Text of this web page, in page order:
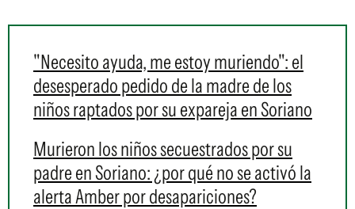
"Necesito ayuda, me estoy muriendo": el
desesperado pedido de la madre de los
niños raptados por su expareja en Soriano
Murieron los niños secuestrados por su
padre en Soriano: ¿por qué no se activó la
alerta Amber por desapariciones?